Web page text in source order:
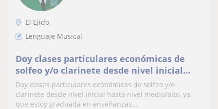
El Ejido
Lenguaje Musical
Doy clases particulares económicas de
solfeo y/o clarinete desde nivel inicial
hasta nivel medio
Doy clases particulares económicas de solfeo y/o
clarinete desde nivel inicial hasta nivel medio/alto, ya
que estoy graduada en enseñanzas...